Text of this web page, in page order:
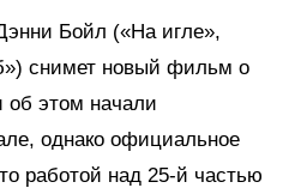
Бойл («На игле»,
снимет новый фильм о
этом начали
однако официальное
работой над 25-й частью